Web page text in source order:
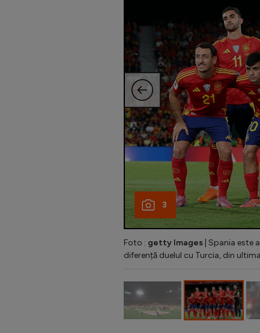
3
Foto : getty Images | Spania este
diferență duelul cu Turcia, din